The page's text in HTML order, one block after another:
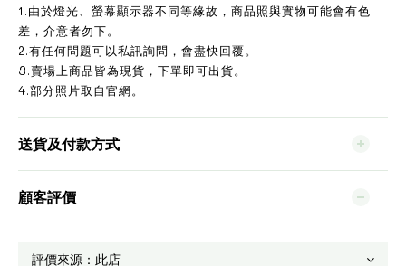
1.由於燈光、螢幕顯示器不同等緣故，商品照與實物可能會有色
差，介意者勿下。
2.有任何問題可以私訊詢問，會盡快回覆。
3.賣場上商品皆為現貨，下單即可出貨。
4.部分照片取自官網。
送貨及付款方式
顧客評價